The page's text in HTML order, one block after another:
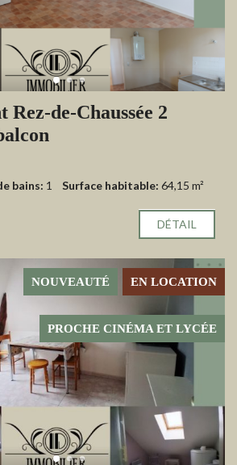
Rez-de-Chaussée 2
bains: 1 Surface habitable: 64,15 m²
DÉTAIL
EN LOCATION
NOUVEAUTÉ
PROCHE CINÉMA ET LYCÉE